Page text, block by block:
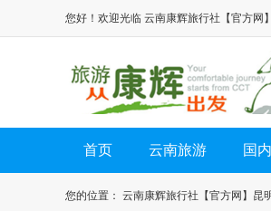
您好！欢迎光临 云南康辉旅行社【官方网
首页 云南旅游 国
您的位置： 云南康辉旅行社【官方网】昆